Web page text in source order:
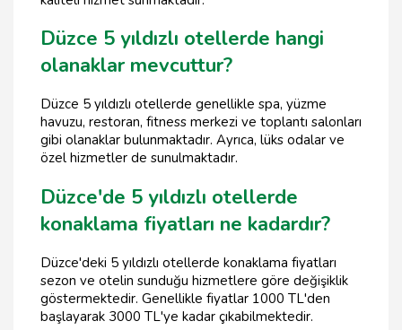
Düzce 5 yıldızlı otellerde hangi
olanaklar mevcuttur?
Düzce 5 yıldızlı otellerde genellikle spa, yüzme
havuzu, restoran, fitness merkezi ve toplantı salonları
gibi olanaklar bulunmaktadır. Ayrıca, lüks odalar ve
özel hizmetler de sunulmaktadır.
Düzce'de 5 yıldızlı otellerde
konaklama fiyatları ne kadardır?
Düzce'deki 5 yıldızlı otellerde konaklama fiyatları
sezon ve otelin sunduğu hizmetlere göre değişiklik
göstermektedir. Genellikle fiyatlar 1000 TL'den
başlayarak 3000 TL'ye kadar çıkabilmektedir.